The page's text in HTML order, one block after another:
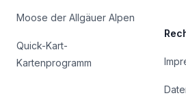
Moose der Allgäuer Alpen
Quick-Kart-
Kartenprogramm